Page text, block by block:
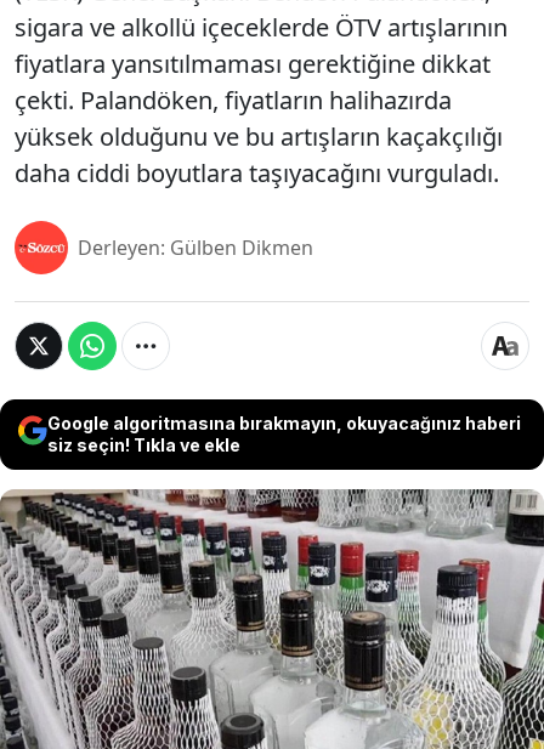
sigara ve alkollü içeceklerde ÖTV artışlarının
fiyatlara yansıtılmaması gerektiğine dikkat
çekti. Palandöken, fiyatların halihazırda
yüksek olduğunu ve bu artışların kaçakçılığı
daha ciddi boyutlara taşıyacağını vurguladı.
Derleyen: Gülben Dikmen
Google algoritmasına bırakmayın, okuyacağınız haberi
siz seçin! Tıkla ve ekle
Türkiye Esnaf ve Sanatkarları Konfederasyonu
(TESK) Genel Başkanı Bendevi Palandöken, sigara
ve alkollü içeceklerde ÖTV artışlarının fiyatlara
yansıtılmaması gerektiğine dikkat çekti.
Palandöken, fiyatların halihazırda yüksek
olduğunu ve bu artışların kaçakçılığı daha ciddi
boyutlara taşıyacağını vurguladı.